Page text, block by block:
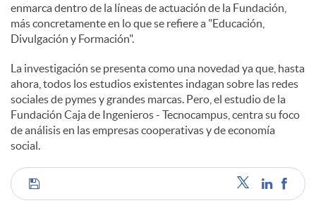
enmarca dentro de la líneas de actuación de la Fundación,
más concretamente en lo que se refiere a "Educación,
Divulgación y Formación".
La investigación se presenta como una novedad ya que, hasta
ahora, todos los estudios existentes indagan sobre las redes
sociales de pymes y grandes marcas. Pero, el estudio de la
Fundación Caja de Ingenieros - Tecnocampus, centra su foco
de análisis en las empresas cooperativas y de economía
social.
C